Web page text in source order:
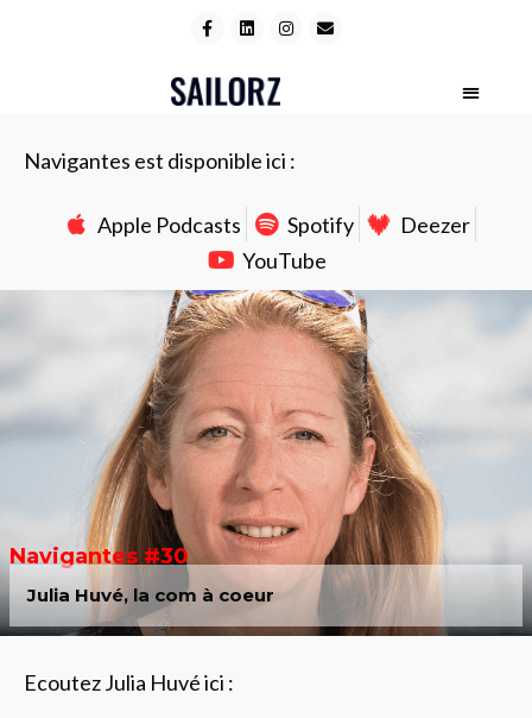
Navigantes est disponible ici :
Apple Podcasts Spotify
Deezer
YouTube
Navigantes #30
Julia Huvé, la com à coeur
Ecoutez Julia Huvé ici :